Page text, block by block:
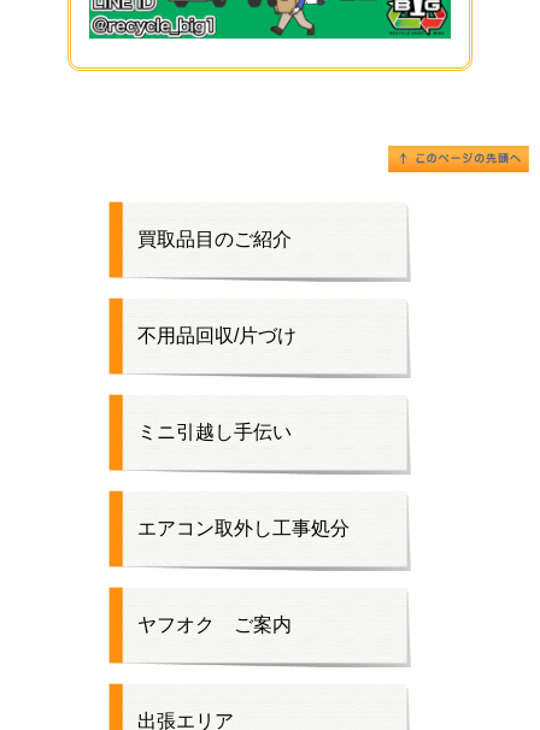
買取品目のご紹介
不用品回収/片づけ
ミニ引越し手伝い
エアコン取外し工事処分
ヤフオク ご案内
出張エリア